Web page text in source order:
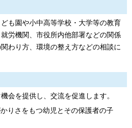
も園や小中高等学校・大学等の教育
労機関、市役所内他部署などの関係
わり方、環境の整え方などの相談に
会を提供し、交流を促進します。
りさをもつ幼児とその保護者の子